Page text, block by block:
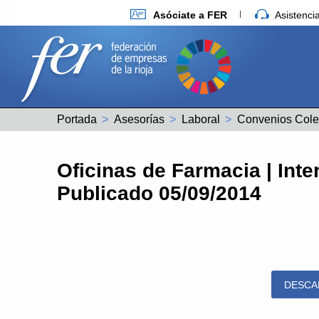
Asóciate a FER
Portada Asesorías Laboral Convenios
Oficinas de Farmacia |
Publicado 05/09/2014